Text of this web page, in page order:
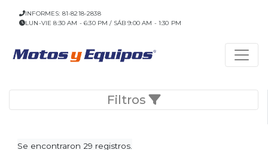
INFORMES: 81-8218-2838
LUN-VIE 8:30 AM - 6:30 PM / SÁB 9:00 AM - 1:30 PM
Filtros
Se encontraron 29 registros.